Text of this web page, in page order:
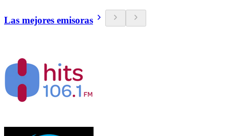
Las mejores emisoras